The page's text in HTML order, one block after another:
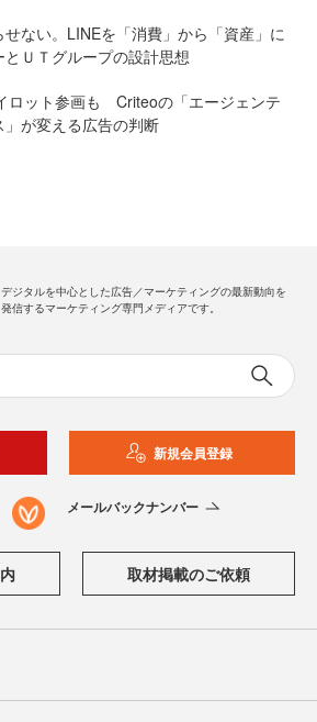
ない。LINEを「消費」から「資産」に
ＵＴグループの設計思想
ロット参画も Criteoの「エージェンテ
」が変える広告の判断
デジタルを中心とした広告／マーケティングの最新動向を
発信するマーケティング専門メディアです。
新規会員登録
メールバックナンバー
取材掲載のご依頼